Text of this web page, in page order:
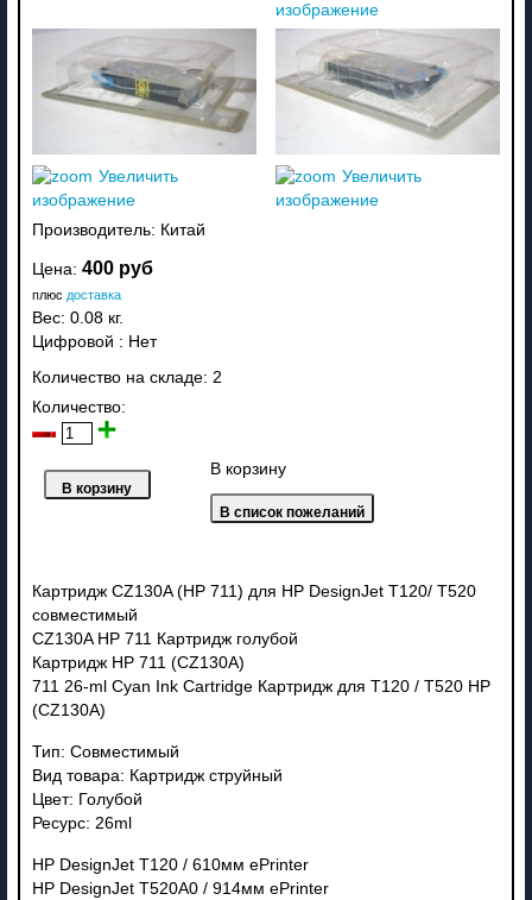
изображение
Увеличить
изображение
Увеличить
изображение
Производитель: Китай
Цена: 400 руб
плюс доставка
Вес: 0.08 кг.
Цифровой : Нет
Количество на складе: 2
Количество:
В корзину
Картридж CZ130A (HP 711) для HP DesignJet T120/ T520
совместимый
CZ130A HP 711 Картридж голубой
Картридж HP 711 (CZ130A)
711 26-ml Cyan Ink Cartridge Картридж для T120 / T520 HP
(CZ130A)
Тип: Совместимый
Вид товара: Картридж струйный
Цвет: Голубой
Ресурс: 26ml
HP DesignJet T120 / 610мм ePrinter
HP DesignJet T520A0 / 914мм ePrinter